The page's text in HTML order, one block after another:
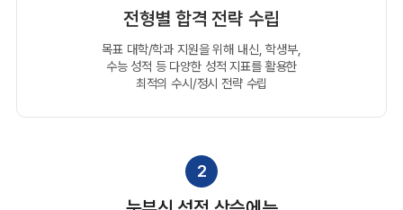
전형별 합격 전략 수립
목표 대학/학과 지원을 위해 내신, 학생부,
수능 성적 등 다양한 성적 지표를 활용한
최적의 수시/정시 전략 수립
2